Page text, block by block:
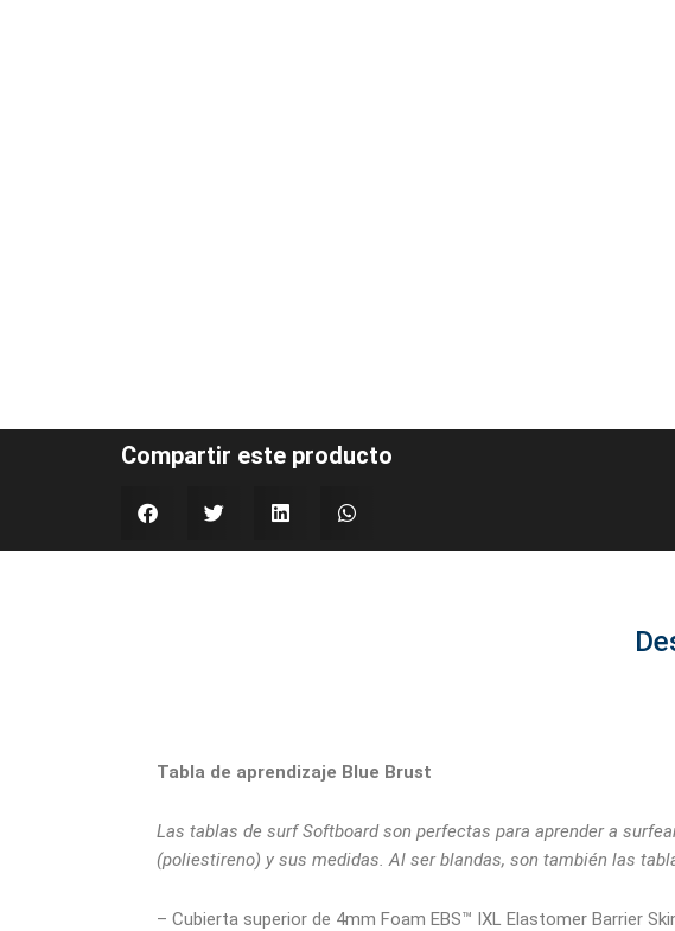
Compartir este producto
Tabla de aprendizaje Blue Brust
Las tablas de surf Softboard son perfectas para aprender a
(poliestireno) y sus medidas. Al ser blandas, son también las
– Cubierta superior de 4mm Foam EBS™ IXL Elastomer Barrier